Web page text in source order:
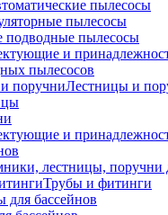
пылесосы
пылесосы
подводные пылесосы
и
пылесосов
Лестницы и
и
лестницы, поручни
Трубы и фитинги
для бассейнов